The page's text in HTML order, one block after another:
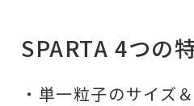
SPARTA 4つの
・単一粒子のサイズ